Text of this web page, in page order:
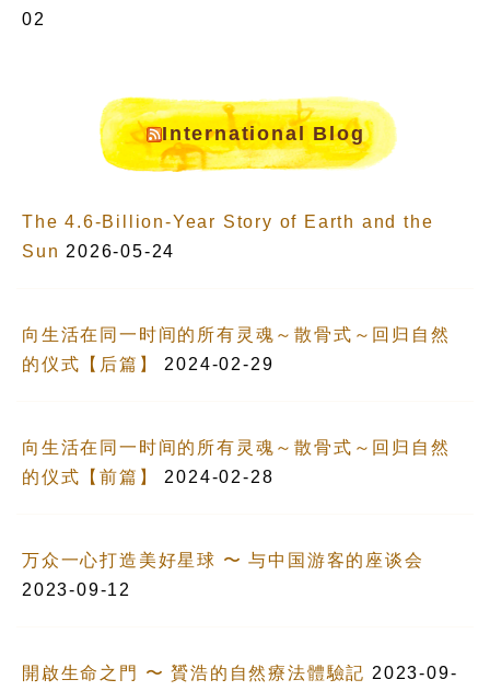
02
International Blog
The 4.6-Billion-Year Story of Earth and the
Sun 2026-05-24
向生活在同一时间的所有灵魂～散骨式～回归自然
的仪式【后篇】
2024-02-29
向生活在同一时间的所有灵魂～散骨式～回归自然
的仪式【前篇】
2024-02-28
万众一心打造美好星球 〜 与中国游客的座谈会
2023-09-12
開啟生命之門 〜 贇浩的自然療法體驗記 2023-09-